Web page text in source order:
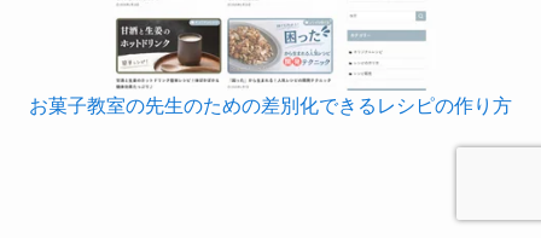
お菓子教室の先生のための差別化できるレシピの作り方